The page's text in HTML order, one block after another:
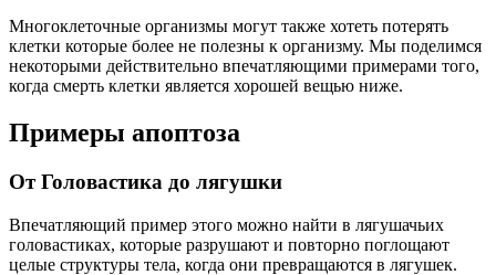
Многоклеточные организмы могут также хотеть потерять
клетки которые более не полезны к организму. Мы поделимся
некоторыми действительно впечатляющими примерами того,
когда смерть клетки является хорошей вещью ниже.
Примеры апоптоза
От Головастика до лягушки
Впечатляющий пример этого можно найти в лягушачьих
головастиках, которые разрушают и повторно поглощают
целые структуры тела, когда они превращаются в лягушек.